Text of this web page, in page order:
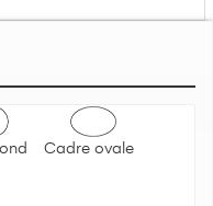
Cadre ovale